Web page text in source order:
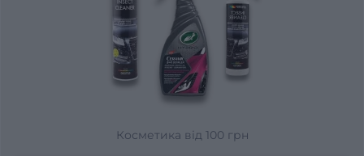
Косметика від 100 грн